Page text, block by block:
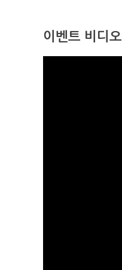
이벤트 비디오